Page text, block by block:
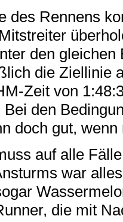
des Rennens
den gleichen
die Ziellinie
Zeit von
den
doch gut,
auf alle
war
die mit